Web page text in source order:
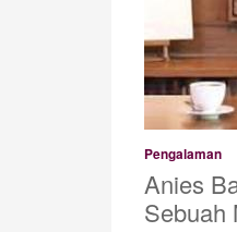
Pengalaman
Anies
Sebuah